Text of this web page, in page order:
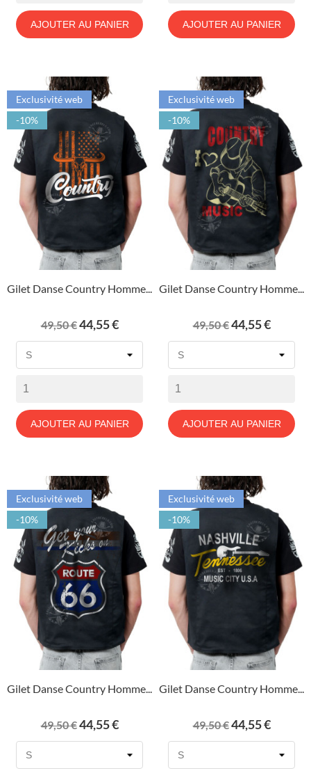
AJOUTER AU PANIER AJOUTER AU PANIER
Gilet Danse Country Homme...
Prix
de
49,50 €Prix
44,55 €
AJOUTER AU PANIER
Exclusivité web
-10%
Gilet Danse Country Homme...
Prix
de
49,50 €Prix
44,55 €
AJOUTER AU PANIER
Exclusivité web
-10%
Gilet Danse Country Homme...
Prix
de
49,50 €Prix
44,55 €
Exclusivité web
-10%
Gilet Danse Country Homme...
Prix
de
49,50 €Prix
44,55 €
Exclusivité web
-10%